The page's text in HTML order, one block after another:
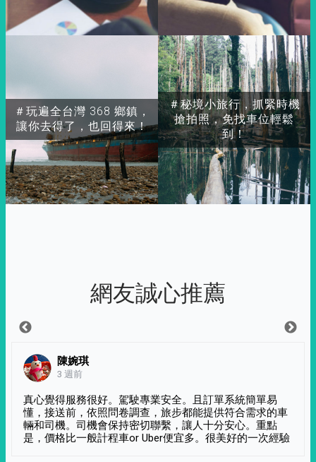
＃玩遍全台灣 368 鄉鎮，
讓你去得了，也回得來！
＃秘境小旅行，抓緊時機
搶拍照，免找車位輕鬆
到！
網友誠心推薦
陳婉琪
3 週前
真心覺得服務很好。駕駛專業安全。且訂單系統簡單易
懂，接送前，依照問卷調查，旅步都能提供符合需求的車
輛和司機。司機會保持密切聯繫，讓人十分安心。重點
是，價格比一般計程車or Uber便宜多。很美好的一次經驗